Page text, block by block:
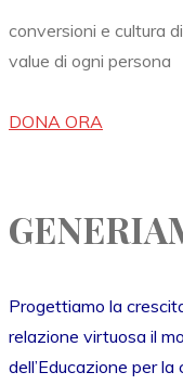
conversioni e cultura
value di ogni persona
DONA ORA
Progettiamo la
relazione virtuosa il
dell’Educazione per